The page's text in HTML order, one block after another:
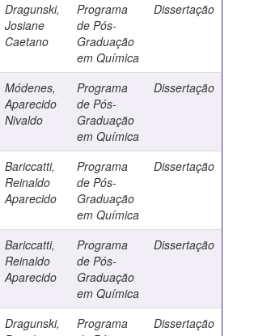
Dragunski,
Josiane
Caetano
Programa
de Pós-
Graduação
em Química
Dissertação
Módenes,
Aparecido
Nivaldo
Programa
de Pós-
Graduação
em Química
Dissertação
Bariccatti,
Reinaldo
Aparecido
Programa
de Pós-
Graduação
em Química
Dissertação
Bariccatti,
Reinaldo
Aparecido
Programa
de Pós-
Graduação
em Química
Dissertação
Dragunski,
Programa
Dissertação